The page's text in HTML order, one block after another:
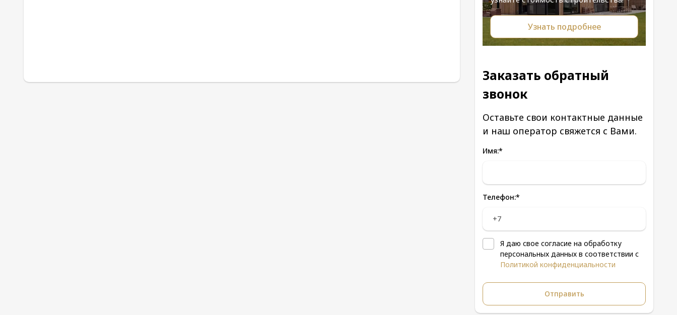
Узнать подробнее
Заказать обратный
звонок
Оставьте свои контактные данные
и наш оператор свяжется с Вами.
Имя:*
Телефон:*
Я даю свое согласие на обработку
персональных данных в соответствии с
Политикой конфиденциальности